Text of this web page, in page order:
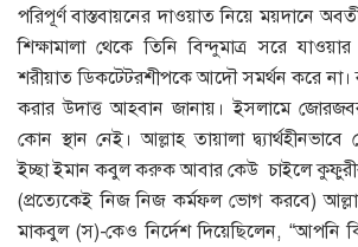
পরিপূর্ণ বাস্তবায়নের দাওয়াত নিয়ে ময়দানে
শিক্ষামালা থেকে তিনি বিন্দুমাত্র সরে
শরীয়াত ডিকটেটরশীপকে আদৌ সমর্থন করে না।
করার উদাত্ত আহবান জানায়। ইসলামে
কোন স্থান নেই। আল্লাহ তায়ালা
ইচ্ছা ইমান কবুল করুক আবার কেউ চাইলে
(প্রত্যেকেই নিজ নিজ কর্মফল ভোগ করবে)
মাকবুল (স)-কেও নির্দেশ দিয়েছিলেন, “আপনি